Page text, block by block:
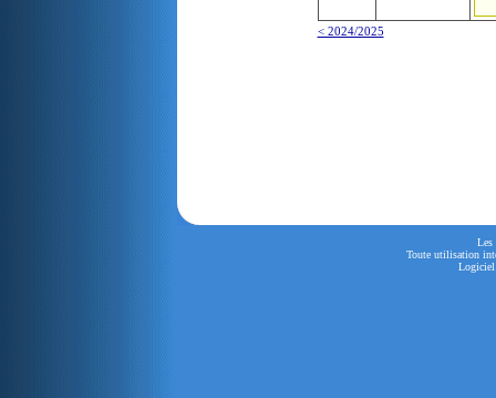
< 2024/2025
Les
Toute utilisation
Logiciel